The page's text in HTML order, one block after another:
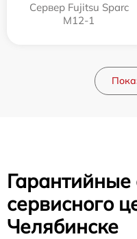
Сервер Fujitsu Sparc
M12-1
Гарантийные
сервисного
Челябинске